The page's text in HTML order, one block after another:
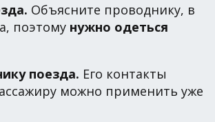
Объясните проводнику, в
поэтому нужно одеться
поезда. Его контакты
можно применить уже